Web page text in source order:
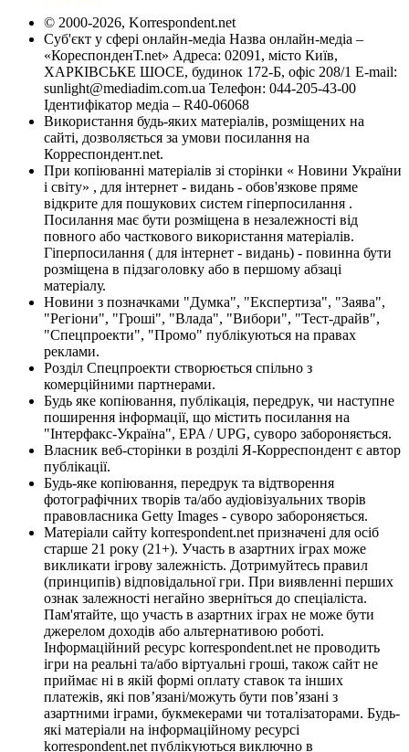
© 2000-2026, Korrespondent.net
Суб'єкт у сфері онлайн-медіа Назва онлайн-медіа –
«КореспонденТ.net» Адреса: 02091, місто Київ,
ХАРКІВСЬКЕ ШОСЕ, будинок 172-Б, офіс 208/1 E-mail:
sunlight@mediadim.com.ua Телефон: 044-205-43-00
Ідентифікатор медіа – R40-06068
Використання будь-яких матеріалів, розміщених на
сайті, дозволяється за умови посилання на
Корреспондент.net.
При копіюванні матеріалів зі сторінки « Новини України
і світу» , для інтернет - видань - обов'язкове пряме
відкрите для пошукових систем гіперпосилання .
Посилання має бути розміщена в незалежності від
повного або часткового використання матеріалів.
Гіперпосилання ( для інтернет - видань) - повинна бути
розміщена в підзаголовку або в першому абзаці
матеріалу.
Новини з позначками "Думка", "Експертиза", "Заява",
"Регіони", "Гроші", "Влада", "Вибори", "Тест-драйв",
"Спецпроекти", "Промо" публікуються на правах
реклами.
Розділ Спецпроекти створюється спільно з
комерційними партнерами.
Будь яке копіювання, публікація, передрук, чи наступне
поширення інформації, що містить посилання на
"Інтерфакс-Україна", EPA / UPG, суворо забороняється.
Власник веб-сторінки в розділі Я-Корреспондент є автор
публікації.
Будь-яке копіювання, передрук та відтворення
фотографічних творів та/або аудіовізуальних творів
правовласника Getty Images - суворо забороняється.
Матеріали сайту korrespondent.net призначені для осіб
старше 21 року (21+). Участь в азартних іграх може
викликати ігрову залежність. Дотримуйтесь правил
(принципів) відповідальної гри. При виявленні перших
ознак залежності негайно зверніться до спеціаліста.
Пам'ятайте, що участь в азартних іграх не може бути
джерелом доходів або альтернативою роботі.
Інформаційний ресурс korrespondent.net не проводить
ігри на реальні та/або віртуальні гроші, також сайт не
приймає ні в якій формі оплату ставок та інших
платежів, які пов’язані/можуть бути пов’язані з
азартними іграми, букмекерами чи тоталізаторами. Будь-
які матеріали на інформаційному ресурсі
korrespondent.net публікуються виключно в